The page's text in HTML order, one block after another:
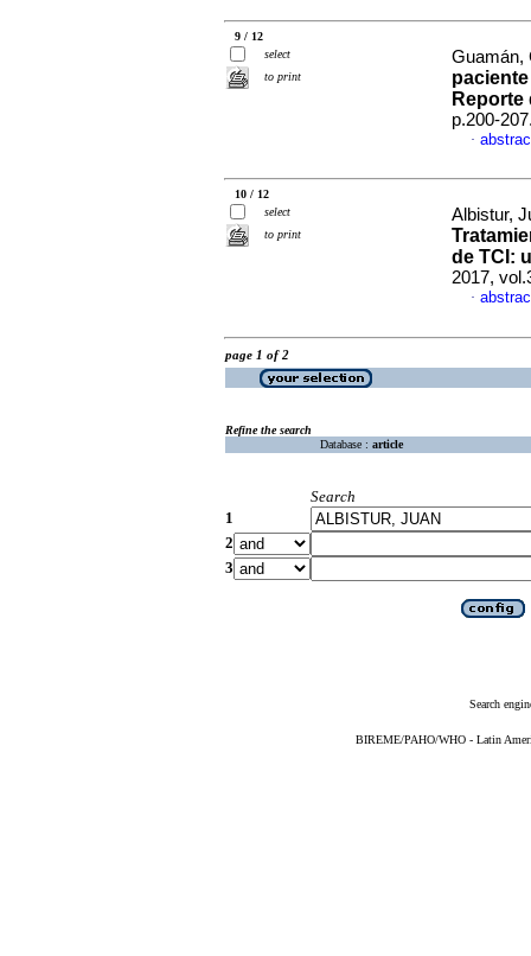
9 / 12
select
to print
Guamán,
Reporte
p.200-
·
10 / 12
select
to print
Albistur,
de TCI:
2017,
·
page 1 of 2
Refine the search
Database : article
Search
1
2
3
Search
BIREME/PAHO/WHO - Latin